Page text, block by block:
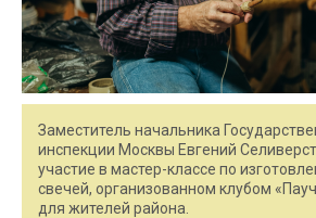
Заместитель начальника
инспекции Москвы Евгений
участие в мастер-классе по
свечей, организованном клубом
для жителей района.